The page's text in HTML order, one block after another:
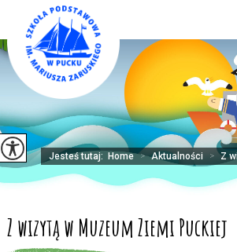
Jesteś tutaj: Home > Aktualności > Z
Z wizytą w Muzeum Ziemi Puckiej